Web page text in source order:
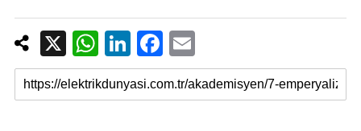
X
W
h
at
Li
n
k
F
a
c
m
ail